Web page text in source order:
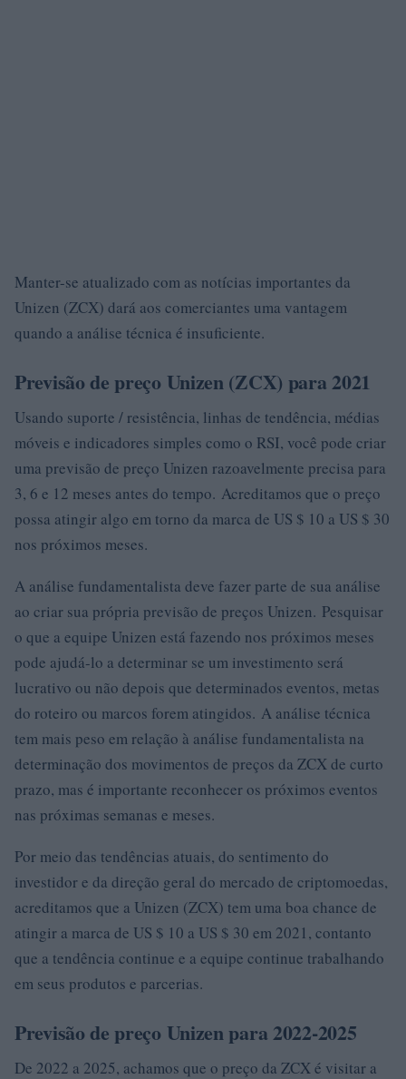
Manter-se atualizado com as notícias importantes da
Unizen (ZCX) dará aos comerciantes uma vantagem
quando a análise técnica é insuficiente.
Previsão de preço Unizen (ZCX) para 2021
Usando suporte / resistência, linhas de tendência, médias
móveis e indicadores simples como o RSI, você pode criar
uma previsão de preço Unizen razoavelmente precisa para
3, 6 e 12 meses antes do tempo. Acreditamos que o preço
possa atingir algo em torno da marca de US $ 10 a US $ 30
nos próximos meses.
A análise fundamentalista deve fazer parte de sua análise
ao criar sua própria previsão de preços Unizen. Pesquisar
o que a equipe Unizen está fazendo nos próximos meses
pode ajudá-lo a determinar se um investimento será
lucrativo ou não depois que determinados eventos, metas
do roteiro ou marcos forem atingidos. A análise técnica
tem mais peso em relação à análise fundamentalista na
determinação dos movimentos de preços da ZCX de curto
prazo, mas é importante reconhecer os próximos eventos
nas próximas semanas e meses.
Por meio das tendências atuais, do sentimento do
investidor e da direção geral do mercado de criptomoedas,
acreditamos que a Unizen (ZCX) tem uma boa chance de
atingir a marca de US $ 10 a US $ 30 em 2021, contanto
que a tendência continue e a equipe continue trabalhando
em seus produtos e parcerias.
Previsão de preço Unizen para 2022-2025
De 2022 a 2025, achamos que o preço da ZCX é visitar a